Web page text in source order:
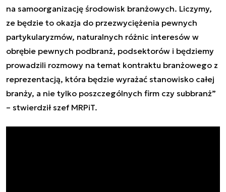
na samoorganizację środowisk branżowych. Liczymy,
ze będzie to okazja do przezwyciężenia pewnych
partykularyzmów, naturalnych różnic interesów w
obrębie pewnych podbranż, podsektorów i będziemy
prowadzili rozmowy na temat kontraktu branżowego z
reprezentacją, która będzie wyrażać stanowisko całej
branży, a nie tylko poszczególnych firm czy subbranż”
– stwierdził szef MRPiT.